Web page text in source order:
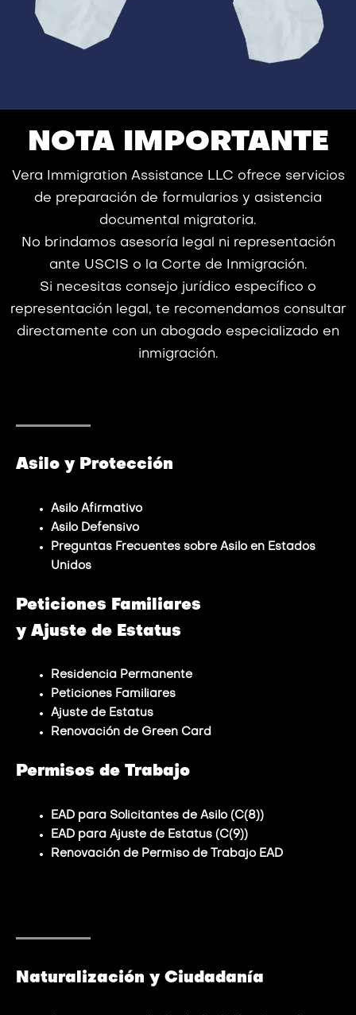
NOTA IMPORTANTE
Vera Immigration Assistance LLC ofrece servicios
de preparación de formularios y asistencia
documental migratoria.
No brindamos asesoría legal ni representación
ante USCIS o la Corte de Inmigración.
Si necesitas consejo jurídico específico o
representación legal, te recomendamos consultar
directamente con un abogado especializado en
inmigración.
Asilo y Protección
Asilo Afirmativo
Asilo Defensivo
Preguntas Frecuentes sobre Asilo en Estados
Unidos
Peticiones Familiares
y Ajuste de Estatus
Residencia Permanente
Peticiones Familiares
Ajuste de Estatus
Renovación de Green Card
Permisos de Trabajo
EAD para Solicitantes de Asilo (C(8))
EAD para Ajuste de Estatus (C(9))
Renovación de Permiso de Trabajo EAD
Naturalización y Ciudadanía